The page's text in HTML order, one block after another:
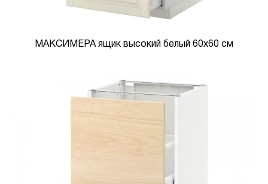
МАКСИМЕРА ящик высокий белый 60x60 см